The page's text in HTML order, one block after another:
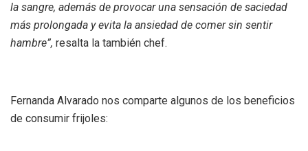
la sangre, además de provocar una sensación de saciedad
más prolongada y evita la ansiedad de comer sin sentir
hambre”, resalta la también chef.
Fernanda Alvarado nos comparte algunos de los beneficios
de consumir frijoles: